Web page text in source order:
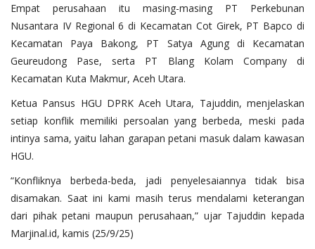
‎Empat perusahaan itu masing-masing PT Perkebunan
Nusantara IV Regional 6 di Kecamatan Cot Girek, PT Bapco di
Kecamatan Paya Bakong, PT Satya Agung di Kecamatan
Geureudong Pase, serta PT Blang Kolam Company di
Kecamatan Kuta Makmur, Aceh Utara.
‎Ketua Pansus HGU DPRK Aceh Utara, Tajuddin, menjelaskan
setiap konflik memiliki persoalan yang berbeda, meski pada
intinya sama, yaitu lahan garapan petani masuk dalam kawasan
HGU.
‎“Konfliknya berbeda-beda, jadi penyelesaiannya tidak bisa
disamakan. Saat ini kami masih terus mendalami keterangan
dari pihak petani maupun perusahaan,” ujar Tajuddin kepada
Marjinal.id, kamis (25/9/25)